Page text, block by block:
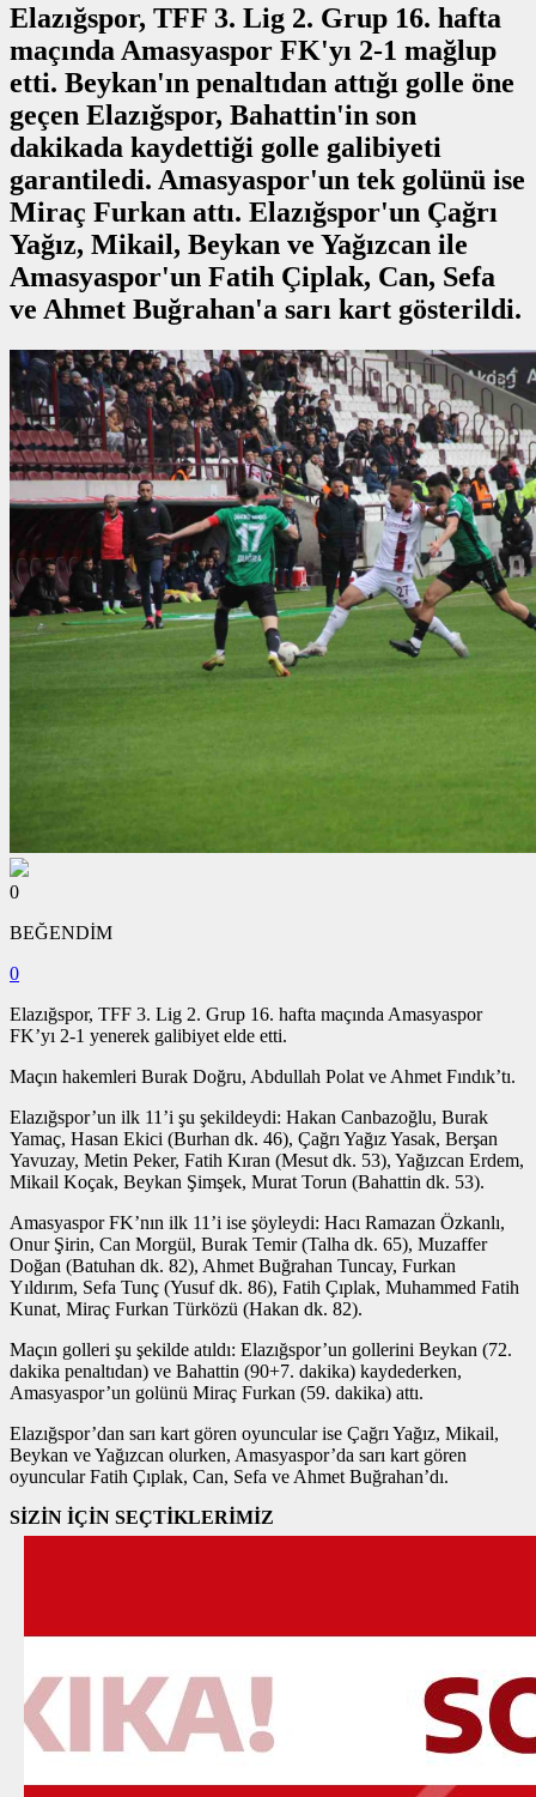
Elazığspor, TFF 3. Lig 2. Grup 16. hafta
maçında Amasyaspor FK'yı 2-1 mağlup
etti. Beykan'ın penaltıdan attığı golle öne
geçen Elazığspor, Bahattin'in son
dakikada kaydettiği golle galibiyeti
garantiledi. Amasyaspor'un tek golünü ise
Miraç Furkan attı. Elazığspor'un Çağrı
Yağız, Mikail, Beykan ve Yağızcan ile
Amasyaspor'un Fatih Çiplak, Can, Sefa
ve Ahmet Buğrahan'a sarı kart gösterildi.
0
BEĞENDİM
0
Elazığspor, TFF 3. Lig 2. Grup 16. hafta maçında Amasyaspor
FK’yı 2-1 yenerek galibiyet elde etti.
Maçın hakemleri Burak Doğru, Abdullah Polat ve Ahmet Fındık’tı.
Elazığspor’un ilk 11’i şu şekildeydi: Hakan Canbazoğlu, Burak
Yamaç, Hasan Ekici (Burhan dk. 46), Çağrı Yağız Yasak, Berşan
Yavuzay, Metin Peker, Fatih Kıran (Mesut dk. 53), Yağızcan Erdem,
Mikail Koçak, Beykan Şimşek, Murat Torun (Bahattin dk. 53).
Amasyaspor FK’nın ilk 11’i ise şöyleydi: Hacı Ramazan Özkanlı,
Onur Şirin, Can Morgül, Burak Temir (Talha dk. 65), Muzaffer
Doğan (Batuhan dk. 82), Ahmet Buğrahan Tuncay, Furkan
Yıldırım, Sefa Tunç (Yusuf dk. 86), Fatih Çıplak, Muhammed Fatih
Kunat, Miraç Furkan Türközü (Hakan dk. 82).
Maçın golleri şu şekilde atıldı: Elazığspor’un gollerini Beykan (72.
dakika penaltıdan) ve Bahattin (90+7. dakika) kaydederken,
Amasyaspor’un golünü Miraç Furkan (59. dakika) attı.
Elazığspor’dan sarı kart gören oyuncular ise Çağrı Yağız, Mikail,
Beykan ve Yağızcan olurken, Amasyaspor’da sarı kart gören
oyuncular Fatih Çıplak, Can, Sefa ve Ahmet Buğrahan’dı.
SİZİN İÇİN SEÇTİKLERİMİZ